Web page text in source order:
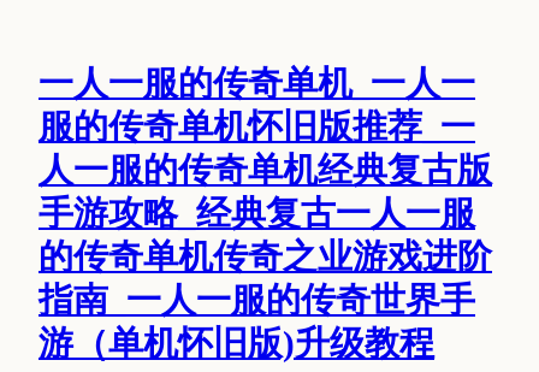
一人一服的传奇单机_一人一
服的传奇单机怀旧版推荐_一
人一服的传奇单机经典复古版
手游攻略_经典复古一人一服
的传奇单机传奇之业游戏进阶
指南_一人一服的传奇世界手
游（单机怀旧版)升级教程